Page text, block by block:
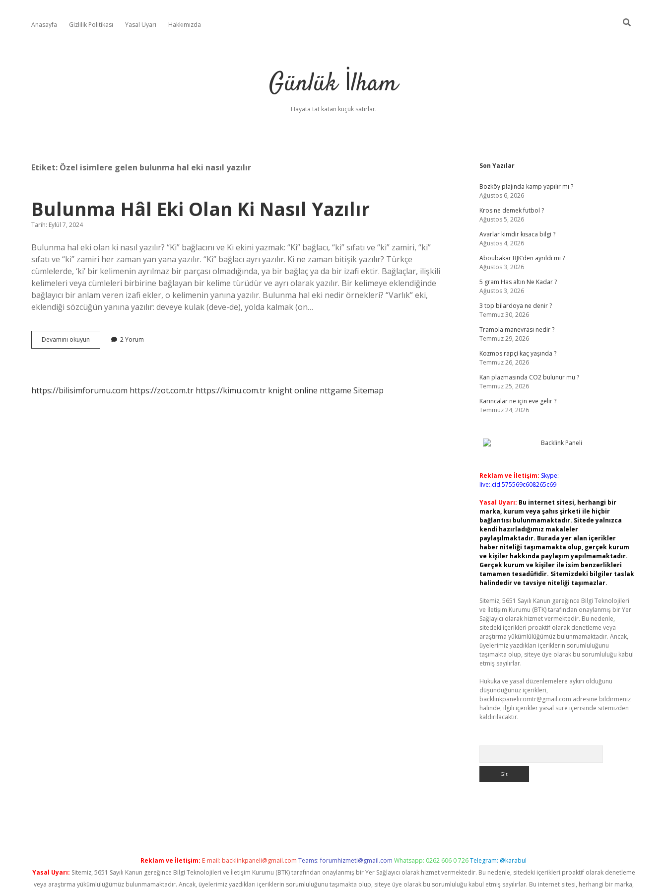
Anasayfa Gizlilik Politikası Yasal Uyarı Hakkımızda
Günlük İlham
Hayata tat katan küçük satırlar.
Etiket: Özel isimlere gelen bulunma hal eki nasıl yazılır
Bulunma Hâl Eki Olan Ki Nasıl Yazılır
Tarih: Eylül 7, 2024
Bulunma hal eki olan ki nasıl yazılır? “Ki” bağlacını ve Ki ekini yazmak: “Ki” bağlacı, “ki” sıfatı ve “ki” zamiri, “ki”
sıfatı ve “ki” zamiri her zaman yan yana yazılır. “Ki” bağlacı ayrı yazılır. Ki ne zaman bitişik yazılır? Türkçe
cümlelerde, ‘ki’ bir kelimenin ayrılmaz bir parçası olmadığında, ya bir bağlaç ya da bir izafi ektir. Bağlaçlar, ilişkili
kelimeleri veya cümleleri birbirine bağlayan bir kelime türüdür ve ayrı olarak yazılır. Bir kelimeye eklendiğinde
bağlayıcı bir anlam veren izafi ekler, o kelimenin yanına yazılır. Bulunma hal eki nedir örnekleri? “Varlık” eki,
eklendiği sözcüğün yanına yazılır: deveye kulak (deve-de), yolda kalmak (on…
Devamını okuyun Bulunma
Hâl
Yazılır
2 Yorum
https://bilisimforumu.com https://zot.com.tr https://kimu.com.tr knight online nttgame Sitemap
Sidebar
Son Yazılar
Bozköy plajında kamp yapılır mı ?
Ağustos 6, 2026
Kros ne demek futbol ?
Ağustos 5, 2026
Avarlar kimdir kısaca bilgi ?
Ağustos 4, 2026
Aboubakar BJK’den ayrıldı mı ?
Ağustos 3, 2026
5 gram Has altın Ne Kadar ?
Ağustos 3, 2026
3 top bilardoya ne denir ?
Temmuz 30, 2026
Tramola manevrası nedir ?
Temmuz 29, 2026
Kozmos rapçi kaç yaşında ?
Temmuz 26, 2026
Kan plazmasında CO2 bulunur mu ?
Temmuz 25, 2026
Karıncalar ne için eve gelir ?
Temmuz 24, 2026
Reklam ve İletişim: Skype:
live:.cid.575569c608265c69
Yasal Uyarı: Bu internet sitesi, herhangi bir
marka, kurum veya şahıs şirketi ile hiçbir
bağlantısı bulunmamaktadır. Sitede yalnızca
kendi hazırladığımız makaleler
paylaşılmaktadır. Burada yer alan içerikler
haber niteliği taşımamakta olup, gerçek kurum
ve kişiler hakkında paylaşım yapılmamaktadır.
Gerçek kurum ve kişiler ile isim benzerlikleri
tamamen tesadüfidir. Sitemizdeki bilgiler taslak
halindedir ve tavsiye niteliği taşımazlar.
Sitemiz, 5651 Sayılı Kanun gereğince Bilgi Teknolojileri
ve İletişim Kurumu (BTK) tarafından onaylanmış bir Yer
Sağlayıcı olarak hizmet vermektedir. Bu nedenle,
sitedeki içerikleri proaktif olarak denetleme veya
araştırma yükümlülüğümüz bulunmamaktadır. Ancak,
üyelerimiz yazdıkları içeriklerin sorumluluğunu
taşımakta olup, siteye üye olarak bu sorumluluğu kabul
etmiş sayılırlar.
Hukuka ve yasal düzenlemelere aykırı olduğunu
düşündüğünüz içerikleri,
backlinkpanelicomtr@gmail.com adresine bildirmeniz
halinde, ilgili içerikler yasal süre içerisinde sitemizden
kaldırılacaktır.
Reklam ve İletişim: E-mail: backlinkpaneli@gmail.com Teams:forumhizmeti@gmail.com Whatsapp: 0262 606 0 726Telegram: @karabul
Yasal Uyarı: Sitemiz, 5651 Sayılı Kanun gereğince Bilgi Teknolojileri ve İletişim Kurumu (BTK) tarafından onaylanmış bir Yer Sağlayıcı olarak hizmet vermektedir. Bu nedenle, sitedeki içerikleri proaktif olarak denetleme
veya araştırma yükümlülüğümüz bulunmamaktadır. Ancak, üyelerimiz yazdıkları içeriklerin sorumluluğunu taşımakta olup, siteye üye olarak bu sorumluluğu kabul etmiş sayılırlar. Bu internet sitesi, herhangi bir marka,